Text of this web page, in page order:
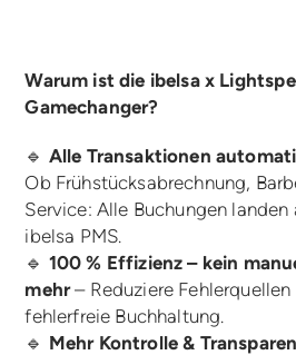
Warum ist die ibelsa x
Gamechanger?
🔹 Alle Transaktionen
Ob Frühstücksabrechnung,
Service: Alle Buchungen
ibelsa PMS.
🔹 100 % Effizienz – kein
mehr– Reduziere
fehlerfreie Buchhaltung.
🔹 Mehr Kontrolle &